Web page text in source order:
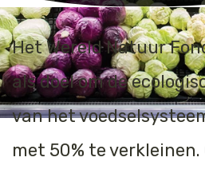
Het Wereld Natuur
als doel om de
van het
met 50% te verkleinen.